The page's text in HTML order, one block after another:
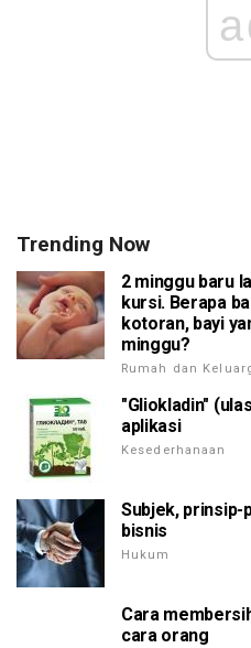
Trending Now
2 minggu baru
kursi. Berapa
kotoran, bayi
minggu?
Rumah dan
"Gliokladin"
aplikasi
Kesederhanaan
Subjek, prinsip-
bisnis
Hukum
Cara
cara orang